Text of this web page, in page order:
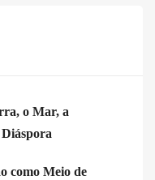
o Mar, a
como Meio de